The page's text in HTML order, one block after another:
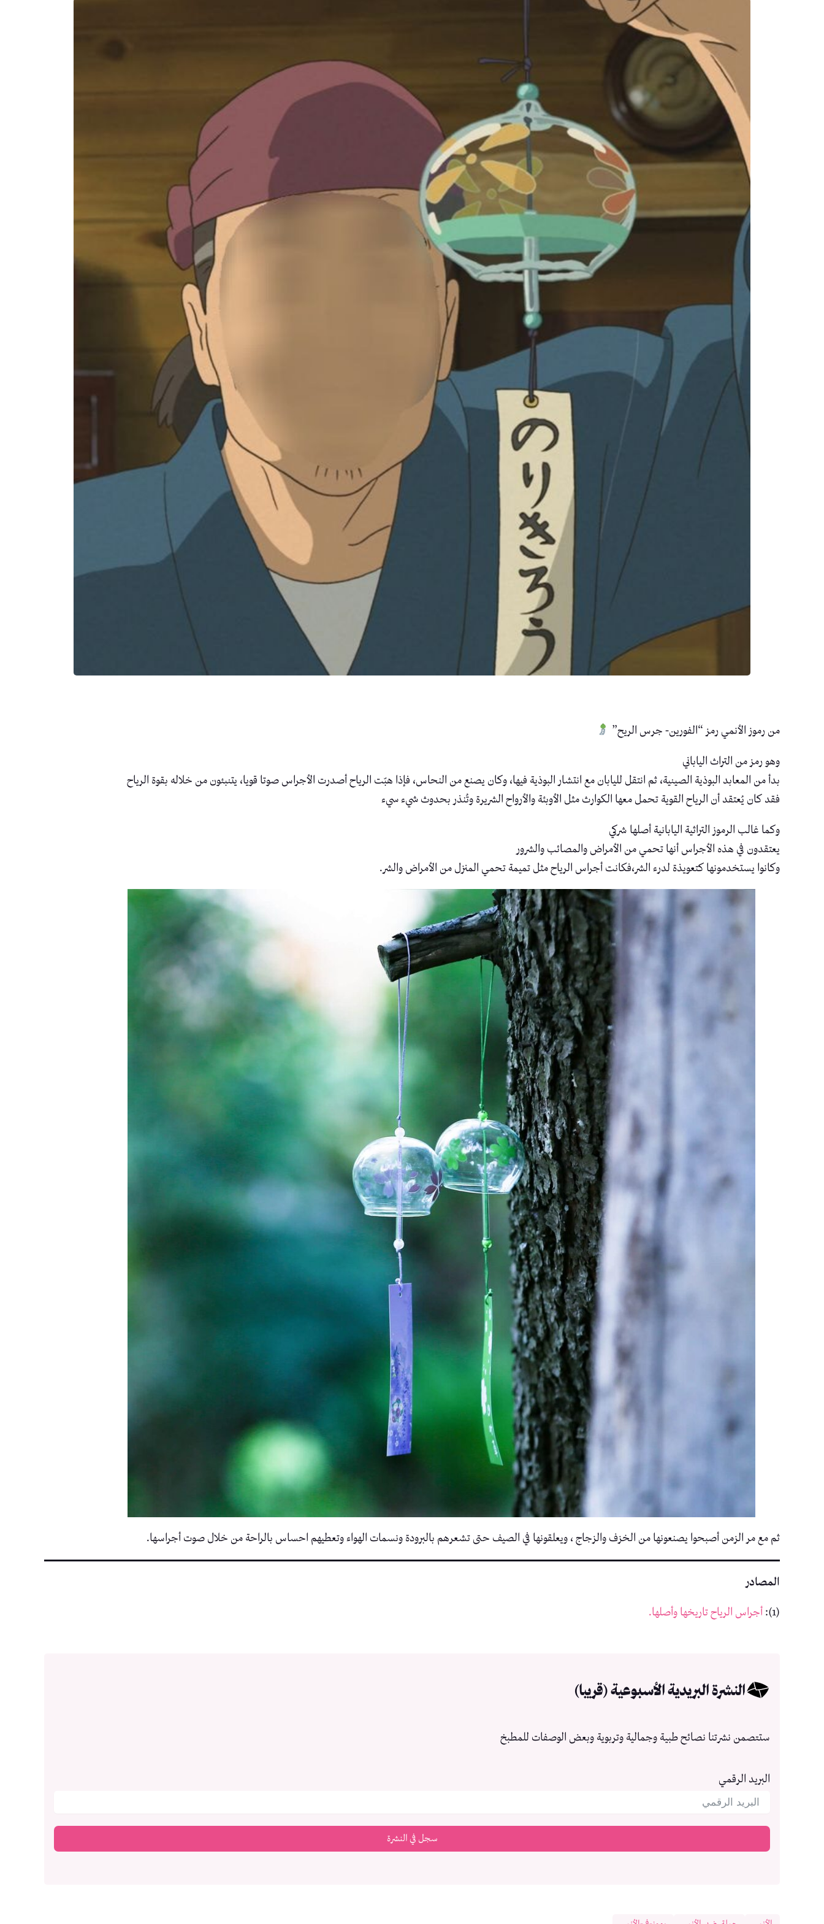
من رموز الأنمي رمز “الفورين- جرس الريح”
وهو رمز من التراث الياباني
بدأ من المعابد البوذية الصينية، ثم انتقل لليابان مع انتشار البوذية فيها، وكان يصنع من النحاس، فإذا هبّت الرياح أصدرت الأجراس صوتا قويا، يتنبئون من خلاله بقوة الرياح
فقد كان يُعتقد أن الرياح القوية تحمل معها الكوارث مثل الأوبئة والأرواح الشريرة وتُنذر بحدوث شيء سيء
وكما غالب الرموز التراثية اليابانية أصلها شركي
يعتقدون في هذه الأجراس أنها تحمي من الأمراض والمصائب والشرور
وكانوا يستخدمونها كتعويذة لدرء الشر،فكانت أجراس الرياح مثل تميمة تحمي المنزل من الأمراض والشر.
ثم مع مر الزمن أصبحوا يصنعونها من الخزف والزجاج ، ويعلقونها في الصيف حتى تشعرهم بالبرودة ونسمات الهواء وتعطيهم احساس بالراحة من خلال صوت أجراسها.
المصادر
(1): أجراس الرياح تاريخها وأصلها.
النشرة البريدية الأسبوعية (قريبا)
ستتصمن نشرتنا نصائح طبية وجمالية وتربوية وبعض الوصفات للمطبخ
البريد الرقمي
سجل في النشرة